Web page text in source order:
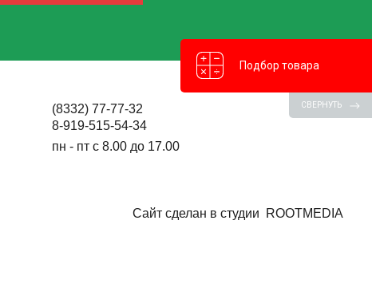
(8332) 77-77-32
8-919-515-54-34
пн - пт с 8.00 до 17.00
Сайт сделан в студии ROOTMEDIA
Подбор товара
СВЕРНУТЬ